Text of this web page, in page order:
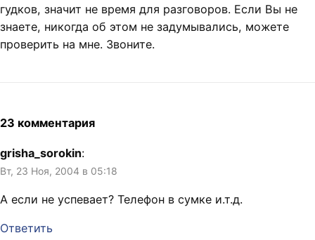
гудков, значит не время для разговоров. Если Вы не
знаете, никогда об этом не задумывались, можете
проверить на мне. Звоните.
23 комментария
grisha_sorokin:
Вт, 23 Ноя, 2004 в 05:18
А если не успевает? Телефон в сумке и.т.д.
Ответить